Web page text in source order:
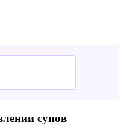
супов